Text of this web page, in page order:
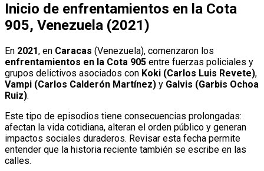
Inicio de enfrentamientos en la Cota
905, Venezuela (2021)
En 2021, en Caracas (Venezuela), comenzaron los
enfrentamientos en la Cota 905 entre fuerzas policiales y
grupos delictivos asociados con Koki (Carlos Luis Revete),
Vampi (Carlos Calderón Martínez) y Galvis (Garbis Ochoa
Ruiz).
Este tipo de episodios tiene consecuencias prolongadas:
afectan la vida cotidiana, alteran el orden público y generan
impactos sociales duraderos. Revisar esta fecha permite
entender que la historia reciente también se escribe en las
calles.